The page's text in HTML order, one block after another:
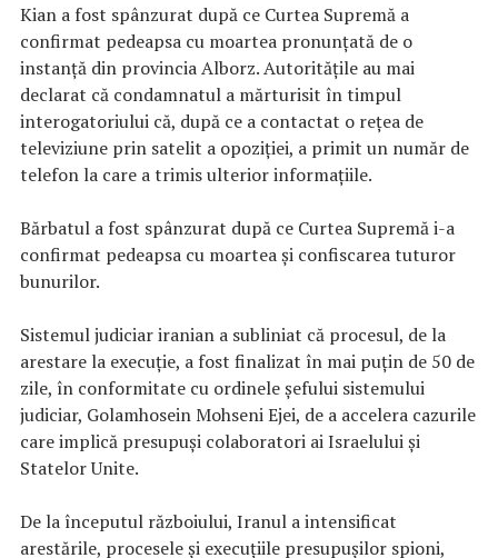
Kian a fost spânzurat după ce Curtea Supremă a
confirmat pedeapsa cu moartea pronunţată de o
instanţă din provincia Alborz. Autorităţile au mai
declarat că condamnatul a mărturisit în timpul
interogatoriului că, după ce a contactat o reţea de
televiziune prin satelit a opoziţiei, a primit un număr de
telefon la care a trimis ulterior informaţiile.
Bărbatul a fost spânzurat după ce Curtea Supremă i-a
confirmat pedeapsa cu moartea şi confiscarea tuturor
bunurilor.
Sistemul judiciar iranian a subliniat că procesul, de la
arestare la execuţie, a fost finalizat în mai puţin de 50 de
zile, în conformitate cu ordinele şefului sistemului
judiciar, Golamhosein Mohseni Ejei, de a accelera cazurile
care implică presupuşi colaboratori ai Israelului şi
Statelor Unite.
De la începutul războiului, Iranul a intensificat
arestările, procesele şi execuţiile presupuşilor spioni,